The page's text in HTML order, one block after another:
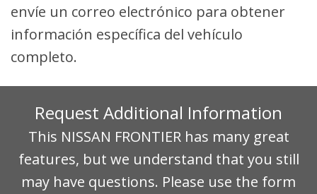
envíe un correo electrónico para obtener
información específica del vehículo
completo.
Request Additional Information
This NISSAN FRONTIER has many great
features, but we understand that you still
may have questions. Please use the form